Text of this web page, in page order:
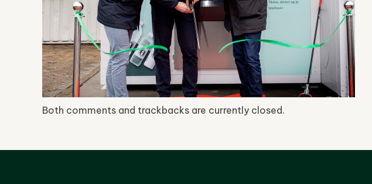
Both comments and trackbacks are currently closed.